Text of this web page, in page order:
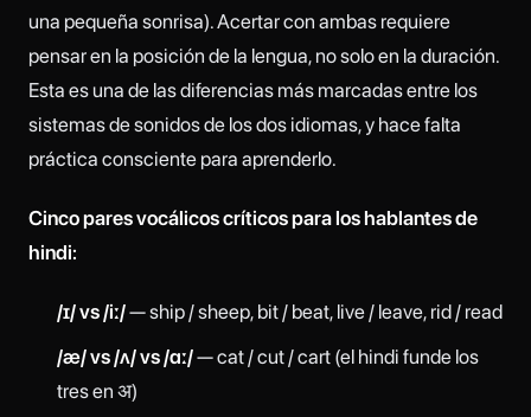
una pequeña sonrisa). Acertar con ambas requiere
pensar en la posición de la lengua, no solo en la duración.
Esta es una de las diferencias más marcadas entre los
sistemas de sonidos de los dos idiomas, y hace falta
práctica consciente para aprenderlo.
Cinco pares vocálicos críticos para los hablantes de
hindi:
/ɪ/ vs /iː/— ship / sheep, bit / beat, live / leave, rid / read
/æ/ vs /ʌ/ vs /ɑː/— cat / cut / cart (el hindi funde los
tres en अ)